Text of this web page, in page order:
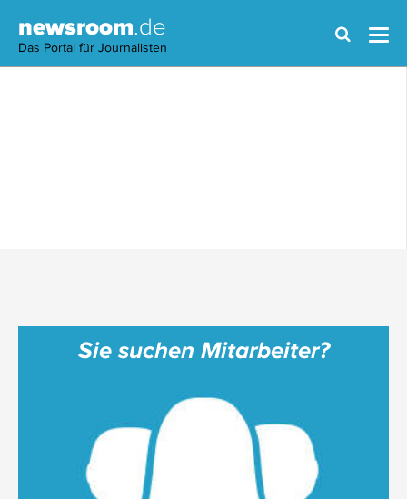
newsroom.de
Das Portal für Journalisten
Sie suchen Mitarbeiter?